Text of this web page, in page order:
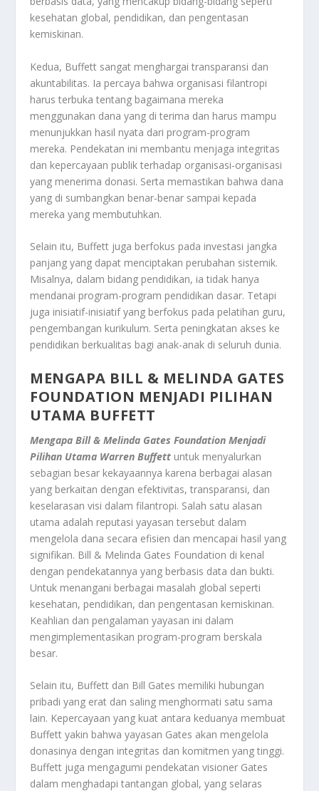
kesehatan global, pendidikan, dan pengentasan
kemiskinan.
Kedua, Buffett sangat menghargai transparansi dan
akuntabilitas. Ia percaya bahwa organisasi filantropi
harus terbuka tentang bagaimana mereka
menggunakan dana yang di terima dan harus mampu
menunjukkan hasil nyata dari program-program
mereka. Pendekatan ini membantu menjaga integritas
dan kepercayaan publik terhadap organisasi-organisasi
yang menerima donasi. Serta memastikan bahwa dana
yang di sumbangkan benar-benar sampai kepada
mereka yang membutuhkan.
Selain itu, Buffett juga berfokus pada investasi jangka
panjang yang dapat menciptakan perubahan sistemik.
Misalnya, dalam bidang pendidikan, ia tidak hanya
mendanai program-program pendidikan dasar. Tetapi
juga inisiatif-inisiatif yang berfokus pada pelatihan guru,
pengembangan kurikulum. Serta peningkatan akses ke
pendidikan berkualitas bagi anak-anak di seluruh dunia.
MENGAPA BILL & MELINDA GATES
FOUNDATION MENJADI PILIHAN
UTAMA BUFFETT
Mengapa Bill & Melinda Gates Foundation Menjadi
Pilihan Utama Warren Buffett untuk menyalurkan
sebagian besar kekayaannya karena berbagai alasan
yang berkaitan dengan efektivitas, transparansi, dan
keselarasan visi dalam filantropi. Salah satu alasan
utama adalah reputasi yayasan tersebut dalam
mengelola dana secara efisien dan mencapai hasil yang
signifikan. Bill & Melinda Gates Foundation di kenal
dengan pendekatannya yang berbasis data dan bukti.
Untuk menangani berbagai masalah global seperti
kesehatan, pendidikan, dan pengentasan kemiskinan.
Keahlian dan pengalaman yayasan ini dalam
mengimplementasikan program-program berskala
besar.
Selain itu, Buffett dan Bill Gates memiliki hubungan
pribadi yang erat dan saling menghormati satu sama
lain. Kepercayaan yang kuat antara keduanya membuat
Buffett yakin bahwa yayasan Gates akan mengelola
donasinya dengan integritas dan komitmen yang tinggi.
Buffett juga mengagumi pendekatan visioner Gates
dalam menghadapi tantangan global, yang selaras